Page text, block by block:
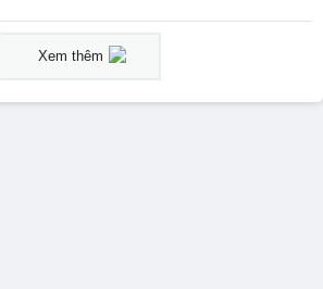
Xem thêm